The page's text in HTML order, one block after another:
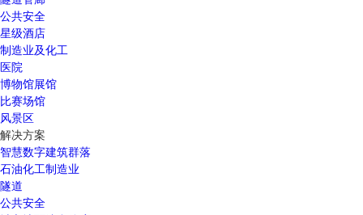
公共安全
星级酒店
制造业及化工
医院
博物馆展馆
比赛场馆
风景区
解决方案
智慧数字建筑群落
石油化工制造业
隧道
公共安全